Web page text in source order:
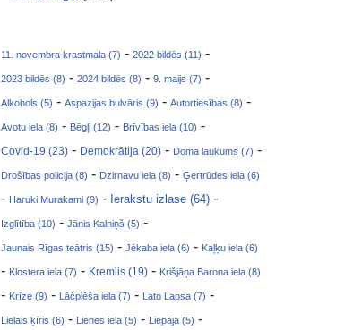
11. novembra krastmala (7) - 2022 bildēs (11) -
2023 bildēs (8) - 2024 bildēs (8) - 9. maijs (7) -
Alkohols (5) - Aspazijas bulvāris (9) - Autortiesības (8) -
Avotu iela (8) - Bēgļi (12) - Brīvības iela (10) -
Covid-19 (23) - Demokrātija (20) - Doma laukums (7) -
Drošības policija (8) - Dzirnavu iela (8) - Ģertrūdes iela (6)
- Haruki Murakami (9) - Ierakstu izlase (64) -
Izglītība (10) - Jānis Kalniņš (5) -
Jaunais Rīgas teātris (15) - Jēkaba iela (6) - Kaļķu iela (6)
- Klostera iela (7) - Kremlis (19) - Krišjāņa Barona iela (8)
- Krīze (9) - Lāčplēša iela (7) - Lato Lapsa (7) -
Lielais ķīris (6) - Lienes iela (5) - Liepāja (5) -